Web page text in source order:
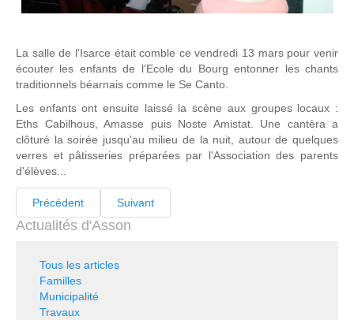
La salle de l'Isarce était comble ce vendredi 13 mars pour venir
écouter les enfants de l'Ecole du Bourg entonner les chants
traditionnels béarnais comme le Se Canto.
Les enfants ont ensuite laissé la scène aux groupes locaux :
Eths Cabilhous, Amasse puis Noste Amistat. Une cantèra a
clôturé la soirée jusqu'au milieu de la nuit, autour de quelques
verres et pâtisseries préparées par l'Association des parents
d'élèves...
Précédent Suivant
Actualités d'Asson
Tous les articles
Familles
Municipalité
Travaux